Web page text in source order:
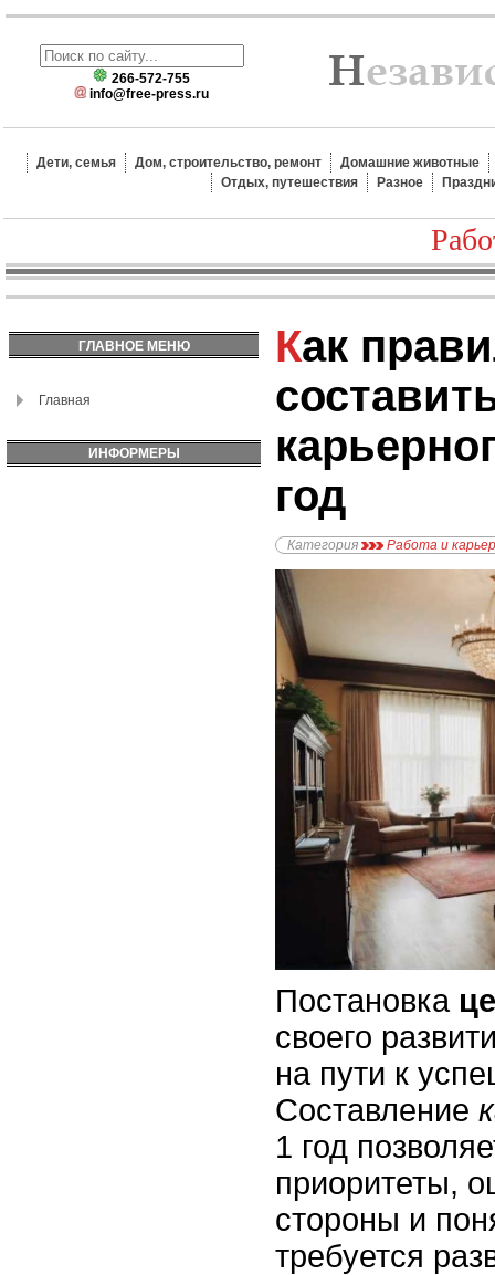
266-572-755
info@free-press.ru
Дети, семья Дом, строительство, ремонт
Домашние животные
Отдых, путешествия
Разное
ГЛАВНОЕ МЕНЮ
Главная
ИНФОРМЕРЫ
Как правильно
год
Категория Работа и
Постановка
своего
на пути к
Составление
1 год
приоритеты,
стороны и
требуется